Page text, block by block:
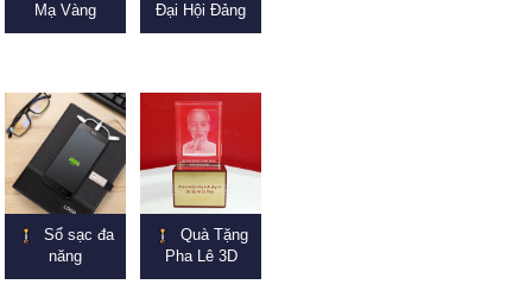
Mạ Vàng
Đại Hội Đảng
Sổ sạc đa
năng
Quà Tặng
Pha Lê 3D